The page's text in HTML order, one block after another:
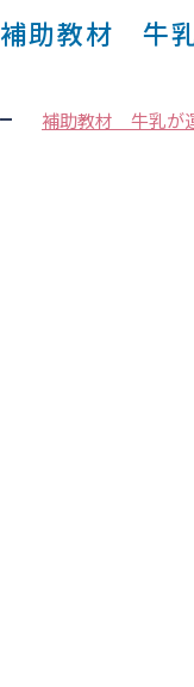
補助教材 牛
補助教材 牛乳が